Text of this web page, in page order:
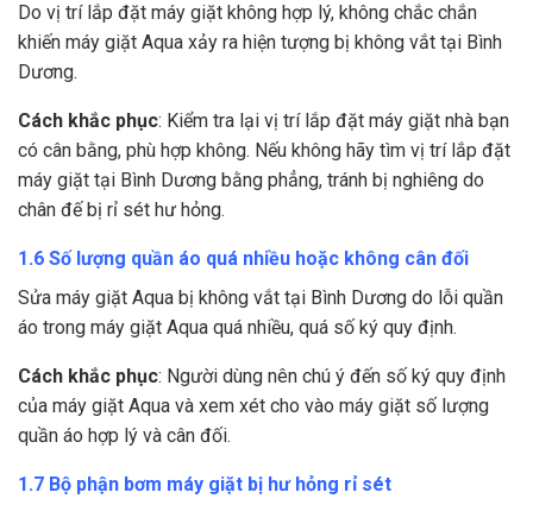
Do vị trí lắp đặt máy giặt không hợp lý, không chắc chắn
khiến máy giặt Aqua xảy ra hiện tượng bị không vắt tại Bình
Dương.
Cách khắc phục: Kiểm tra lại vị trí lắp đặt máy giặt nhà bạn
có cân bằng, phù hợp không. Nếu không hãy tìm vị trí lắp đặt
máy giặt tại Bình Dương bằng phẳng, tránh bị nghiêng do
chân đế bị rỉ sét hư hỏng.
1.6 Số lượng quần áo quá nhiều hoặc không cân đối
Sửa máy giặt Aqua bị không vắt tại Bình Dương do lỗi quần
áo trong máy giặt Aqua quá nhiều, quá số ký quy định.
Cách khắc phục: Người dùng nên chú ý đến số ký quy định
của máy giặt Aqua và xem xét cho vào máy giặt số lượng
quần áo hợp lý và cân đối.
1.7 Bộ phận bơm máy giặt bị hư hỏng rỉ sét